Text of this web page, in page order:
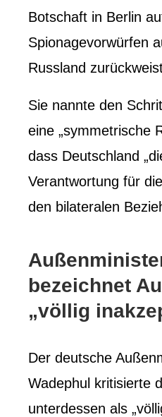
Botschaft in Berlin
Spionagevorwürfen
Russland
Sie nannte den
eine „symmetrische
dass Deutschland
Verantwortung für
den bilateralen
bezeichnet
„völlig
Der deutsche
Wadephul kritisierte
unterdessen als